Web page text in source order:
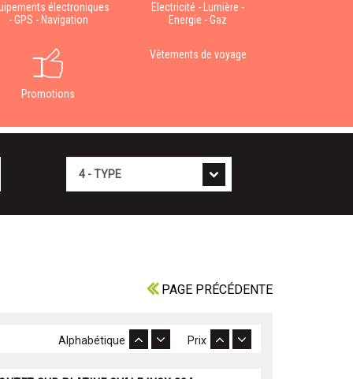
électroniques
- GPS - Navigation
Electricité - Lumière -
Energie - Gaz
Promotions
Vêtements de voyage
PAGE PRÉCÉDENTE
Prix
Alphabétique